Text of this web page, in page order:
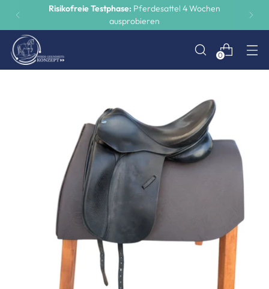
Risikofreie Testphase: Pferdesattel 4 Wochen
ausprobieren
0